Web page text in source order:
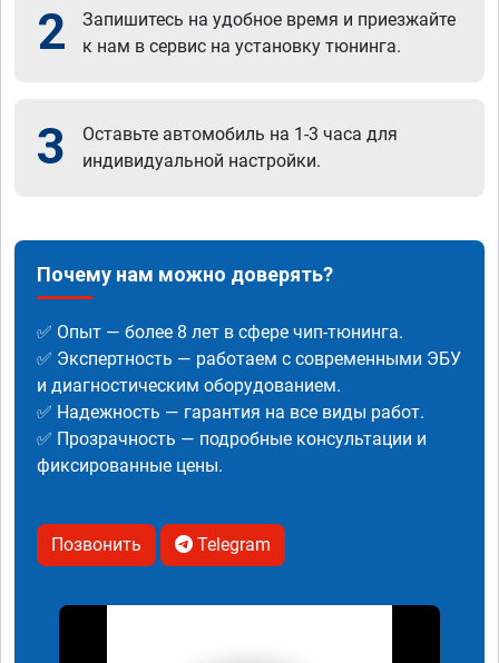
2
Запишитесь на удобное время и приезжайте
к нам в сервис на установку тюнинга.
3
Оставьте автомобиль на 1-3 часа для
индивидуальной настройки.
Почему нам можно доверять?
✅ Опыт — более 8 лет в сфере чип-тюнинга.
✅ Экспертность — работаем с современными ЭБУ
и диагностическим оборудованием.
✅ Надежность — гарантия на все виды работ.
✅ Прозрачность — подробные консультации и
фиксированные цены.
Позвонить Telegram